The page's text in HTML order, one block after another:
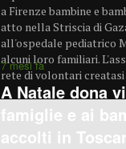
a Firenze bambine e
atto nella Striscia di
all'ospedale pediatrico
alcuni loro familiari.
rete di volontari
7 mesi fa
A Natale dona
famiglie e ai
accolti in